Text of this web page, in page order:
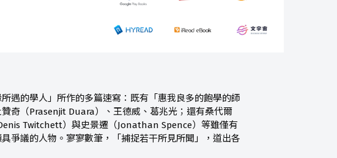
遇的學人」所作的多篇速寫：既有「惠我良多的飽學的師
（Prasenjit Duara）、王德威、葛兆光；還有桑代爾
Twitchett）與史景遷（Jonathan Spence）等雖僅有
爭議的人物。寥寥數筆，「捕捉若干所見所聞」，道出各